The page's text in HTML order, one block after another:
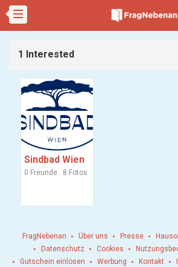
1 Interested
Sindbad Wien
0 Freunde . 8 Fotos
FragNebenan Über uns Presse
Datenschutz
Cookies
Gutschein einlösen
Werbung Kontakt